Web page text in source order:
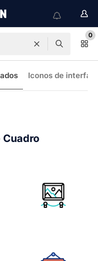
0
Iconos de interfaz
Cuadro